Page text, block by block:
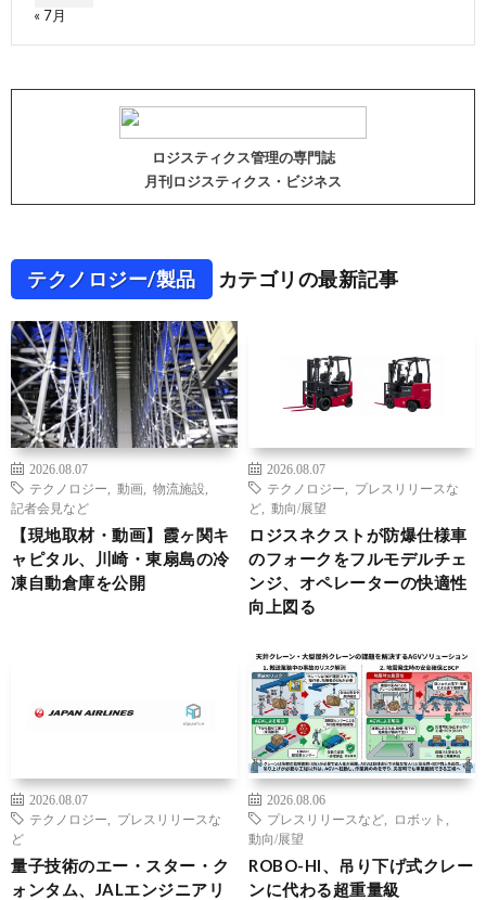
« 7月
ロジスティクス管理の専門誌
月刊ロジスティクス・ビジネス
テクノロジー/製品 カテゴリの最新記事
2026.08.07
テクノロジー
動画 物流施設
記者会見など
【現地取材・動画】霞ヶ関キ
ャピタル、川崎・東扇島の冷
凍自動倉庫を公開
2026.08.07
テクノロジー
プレスリリースな
ど
動向/展望
ロジスネクストが防爆仕様車
のフォークをフルモデルチェ
ンジ、オペレーターの快適性
向上図る
2026.08.07
テクノロジー
プレスリリースな
ど
量子技術のエー・スター・ク
ォンタム、JALエンジニアリ
2026.08.06
プレスリリースなど
ロボット
動向/展望
ROBO-HI、吊り下げ式クレー
ンに代わる超重量級